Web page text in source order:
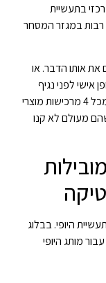
בתעשיית
רבות במגזר המסחר
מוציאים את אותו הדבר. או
אישי לפני נגיף
הקורונה. ו-57% מהצרכנים טוענים שיותר מ-1 מכל 4 מרכישות מוצרי
מותגים שהם מעולם לא קנו
היופי. בבלוג
שיווק עבור מותג היופי